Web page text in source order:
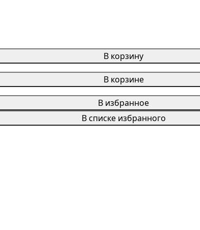
В корзину
В корзине
В избранное
В списке избранного